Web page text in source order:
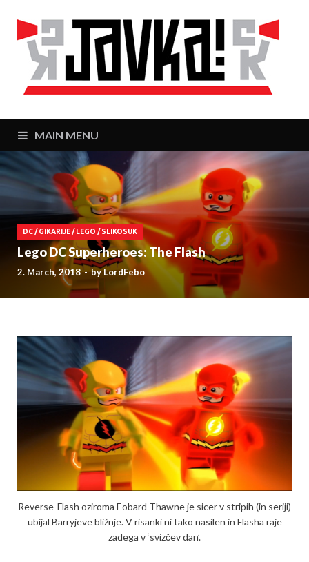
MAIN MENU
DC/GIKARIJE/ LEGO /SLIKOSUK
Lego DC Superheroes: The Flash
2. March, 2018-byLordFebo
Reverse-Flash oziroma Eobard Thawne je sicer v stripih (in seriji)
ubijal Barryjeve bližnje. V risanki ni tako nasilen in Flasha raje
zadega v ‘svizčev dan’.